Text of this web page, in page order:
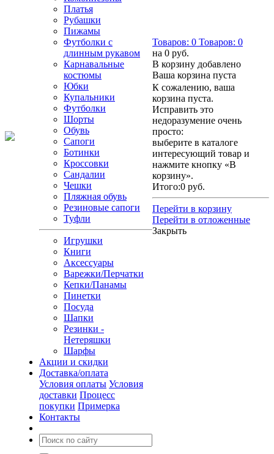
Платья
Рубашки
Пижамы
Футболки с
длинным рукавом
Карнавальные
костюмы
Юбки
Купальники
Футболки
Шорты
Обувь
Сапоги
Ботинки
Кроссовки
Сандалии
Чешки
Пляжная обувь
Резиновые сапоги
Туфли
Игрушки
Книги
Аксессуары
Варежки/Перчатки
Кепки/Панамы
Пинетки
Посуда
Шапки
Резинки -
Нетеряшки
Шарфы
Акции и скидки
Доставка/оплата
Условия оплаты Условия
доставки Процесс
покупки Примерка
Контакты
Товаров: 0 Товаров: 0
на 0 руб.
В корзину добавлено
Ваша корзина пуста
К сожалению, ваша
корзина пуста.
Исправить это
недоразумение очень
просто:
выберите в каталоге
интересующий товар и
нажмите кнопку «В
корзину».
Итого:0 руб.
Перейти в корзину
Перейти в отложенные
Закрыть